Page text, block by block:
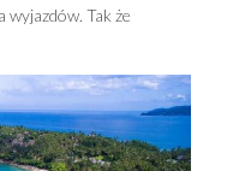
Tak że